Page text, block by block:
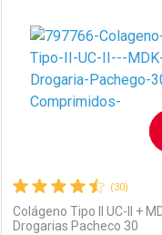
Laboratório
Por Menos
(30)
Colágeno Tipo II UC-II +
Drogarias Pacheco 30
COMPRAR